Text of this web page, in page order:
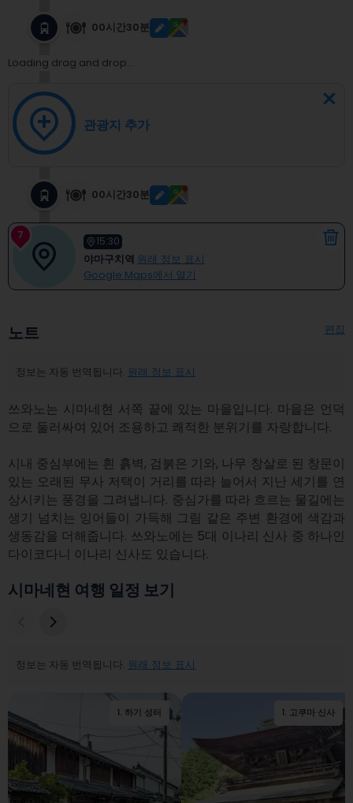
00시간30분
Loading drag and drop...
관광지 추가
00시간30분
7 15:30
야마구치역 원래 정보 표시
Google Maps에서 열기
노트 편집
정보는 자동 번역됩니다. 원래 정보 표시
쓰와노는 시마네현 서쪽 끝에 있는 마을입니다. 마을은 언덕
으로 둘러싸여 있어 조용하고 쾌적한 분위기를 자랑합니다.
시내 중심부에는 흰 흙벽, 검붉은 기와, 나무 창살로 된 창문이
있는 오래된 무사 저택이 거리를 따라 늘어서 지난 세기를 연
상시키는 풍경을 그려냅니다. 중심가를 따라 흐르는 물길에는
생기 넘치는 잉어들이 가득해 그림 같은 주변 환경에 색감과
생동감을 더해줍니다. 쓰와노에는 5대 이나리 신사 중 하나인
다이코다니 이나리 신사도 있습니다.
시마네현 여행 일정 보기
정보는 자동 번역됩니다. 원래 정보 표시
1. 하기 성터 하기 메이린 학사
1. 고쿠마 신사